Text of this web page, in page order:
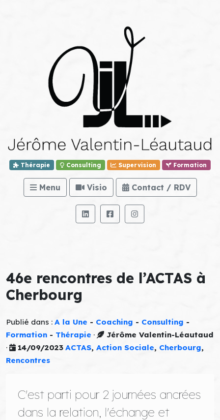
Thérapie Consulting Supervision Formation
Menu Visio Contact / RDV
46e rencontres de l’ACTAS à
Cherbourg
Publié dans : A la Une - Coaching - Consulting -
Formation - Thérapie ·
Jérôme Valentin-Léautaud
·
14/09/2023 ACTAS,Action Sociale, Cherbourg,
Rencontres
C'est parti pour 2 journées ancrées
dans la relation, l'échange et